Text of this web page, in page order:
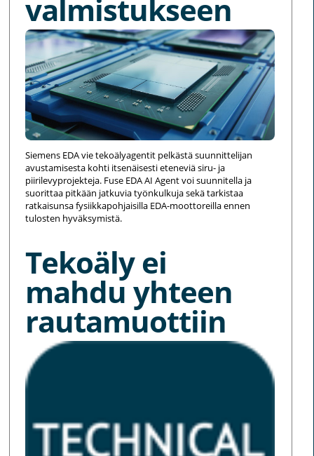
valmistukseen
Siemens EDA vie tekoälyagentit pelkästä suunnittelijan
avustamisesta kohti itsenäisesti eteneviä siru- ja
piirilevyprojekteja. Fuse EDA AI Agent voi suunnitella ja
suorittaa pitkään jatkuvia työnkulkuja sekä tarkistaa
ratkaisunsa fysiikkapohjaisilla EDA-moottoreilla ennen
tulosten hyväksymistä.
Tekoäly ei
mahdu yhteen
rautamuottiin